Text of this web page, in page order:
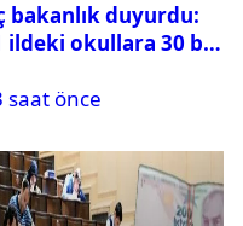
bakanlık duyurdu:
ildeki okullara 30 bin
saat önce